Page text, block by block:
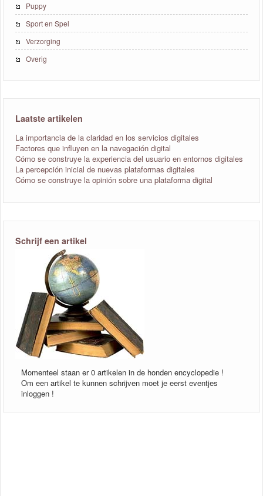
Puppy
Sport en Spel
Verzorging
Overig
Laatste artikelen
La importancia de la claridad en los servicios digitales
Factores que influyen en la navegación digital
Cómo se construye la experiencia del usuario en entornos digitales
La percepción inicial de nuevas plataformas digitales
Cómo se construye la opinión sobre una plataforma digital
Schrijf een artikel
Momenteel staan er 0 artikelen in de honden encyclopedie !
Om een artikel te kunnen schrijven moet je eerst eventjes
inloggen !